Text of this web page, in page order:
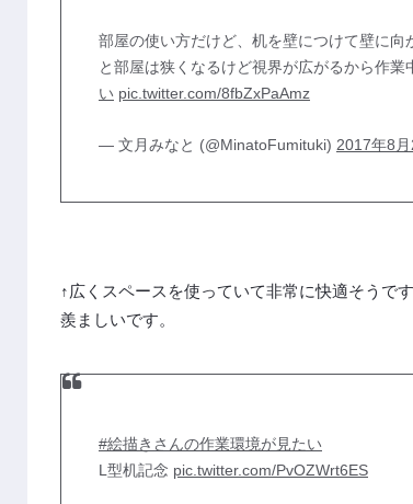
部屋の使い方だけど、机を壁につけて壁に
と部屋は狭くなるけど視界が広がるから作業
い pic.twitter.com/8fbZxPaAmz
— 文月みなと (@MinatoFumituki) 2017年8月
↑広くスペースを使っていて非常に快適そうです
羨ましいです。
#絵描きさんの作業環境が見たい
L型机記念 pic.twitter.com/PvOZWrt6ES